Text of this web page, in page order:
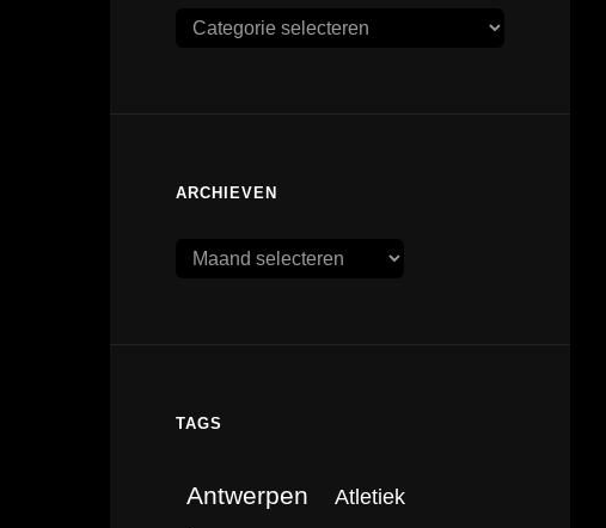
Categorieën
ARCHIEVEN
Archieven
TAGS
Antwerpen Atletiek